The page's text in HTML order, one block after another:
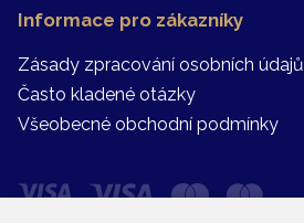
Informace pro zákazníky
Zásady zpracování osobních údajů
Často kladené otázky
Všeobecné obchodní podmínky